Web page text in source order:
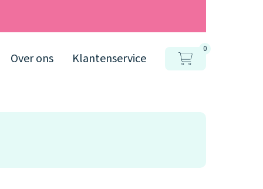
Over ons Klantenservice
0